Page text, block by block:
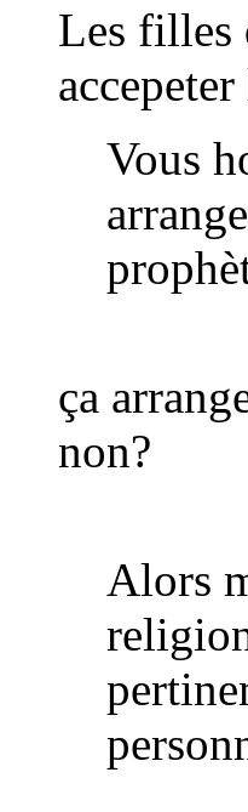
Les filles
Vous
ça
non?
Alors